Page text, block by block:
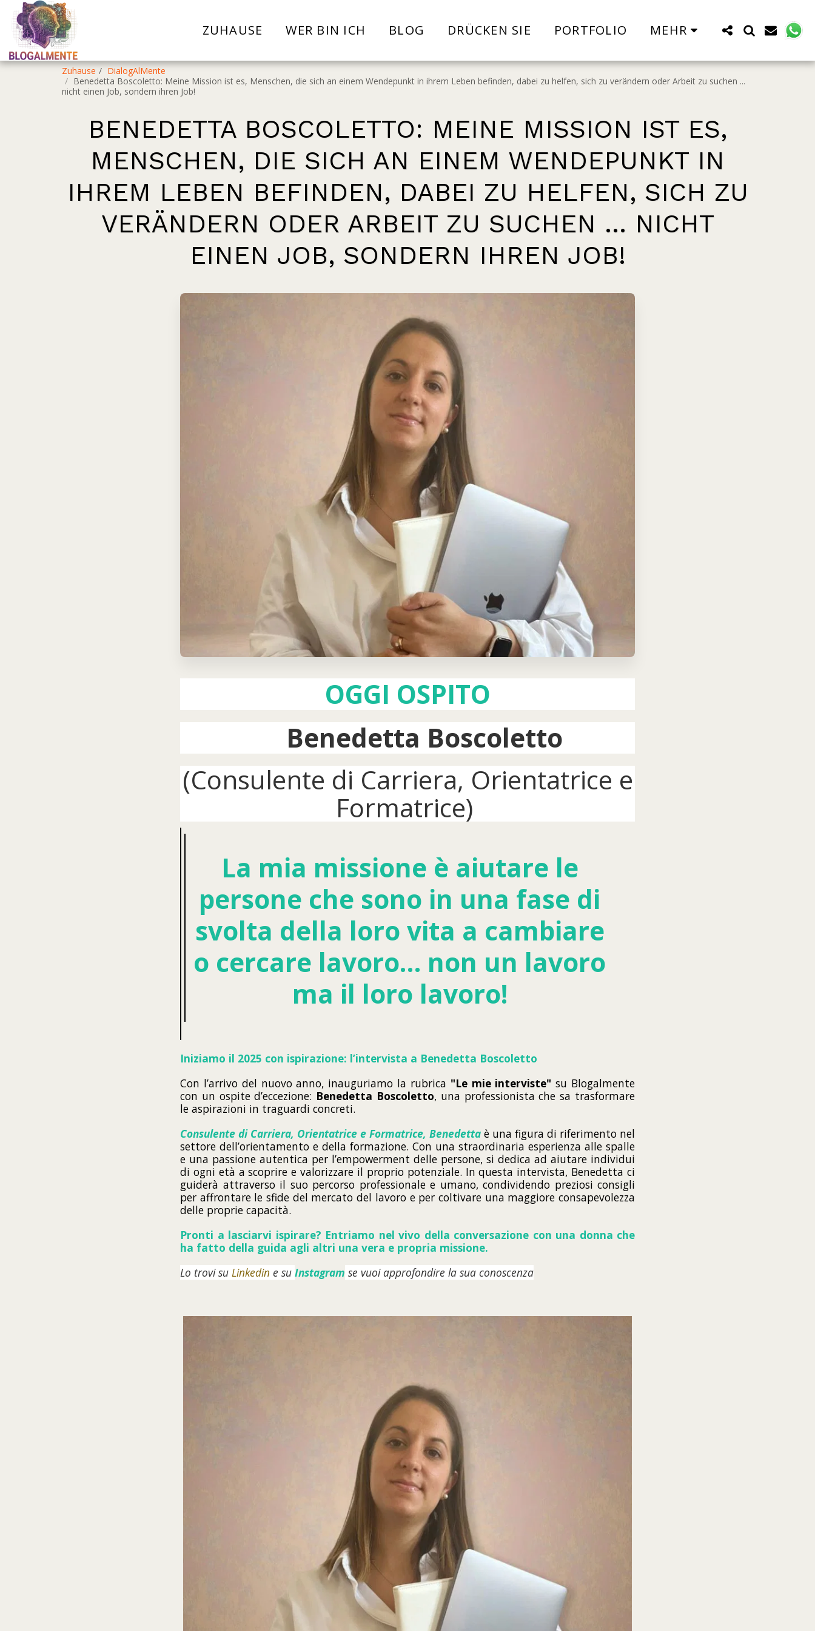
ZUHAUSE WER BIN ICH BLOG DRÜCKEN SIE PORTFOLIO MEHR
Zuhause
DialogAlMente
Benedetta Boscoletto: Meine Mission ist es, Menschen, die sich an einem Wendepunkt in ihrem Leben befinden, dabei zu helfen, sich zu verändern oder Arbeit zu suchen ...
nicht einen Job, sondern ihren Job!
BENEDETTA BOSCOLETTO: MEINE MISSION IST ES,
MENSCHEN, DIE SICH AN EINEM WENDEPUNKT IN
IHREM LEBEN BEFINDEN, DABEI ZU HELFEN, SICH ZU
VERÄNDERN ODER ARBEIT ZU SUCHEN ... NICHT
EINEN JOB, SONDERN IHREN JOB!
OGGI OSPITO
Benedetta Boscoletto
(Consulente di Carriera, Orientatrice e
Formatrice)
La mia missione è aiutare le
persone che sono in una fase di
svolta della loro vita a cambiare
o cercare lavoro… non un lavoro
ma il loro lavoro!
Iniziamo il 2025 con ispirazione: l’intervista a Benedetta Boscoletto
Con l’arrivo del nuovo anno, inauguriamo la rubrica "Le mie interviste" su Blogalmente
con un ospite d’eccezione: Benedetta Boscoletto, una professionista che sa trasformare
le aspirazioni in traguardi concreti.
Consulente di Carriera, Orientatrice e Formatrice, Benedetta è una figura di riferimento nel
settore dell’orientamento e della formazione. Con una straordinaria esperienza alle spalle
e una passione autentica per l’empowerment delle persone, si dedica ad aiutare individui
di ogni età a scoprire e valorizzare il proprio potenziale. In questa intervista, Benedetta ci
guiderà attraverso il suo percorso professionale e umano, condividendo preziosi consigli
per affrontare le sfide del mercato del lavoro e per coltivare una maggiore consapevolezza
delle proprie capacità.
Pronti a lasciarvi ispirare? Entriamo nel vivo della conversazione con una donna che
ha fatto della guida agli altri una vera e propria missione.
Lo trovi su Linkedin e su Instagram se vuoi approfondire la sua conoscenza